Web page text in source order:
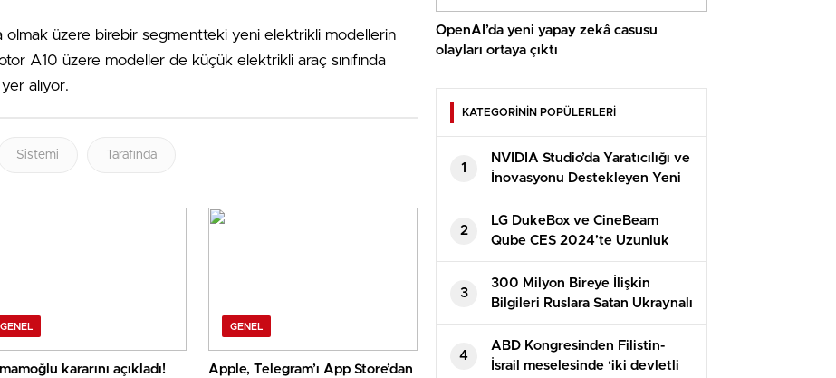
üzere birebir segmentteki yeni elektrikli modellerin
A10 üzere modeller de küçük elektrikli araç sınıfında
alıyor.
Sistemi Tarafında
GENEL
kararını açıkladı!
GENEL
Apple, Telegram’ı App Store’dan
OpenAI’da yeni yapay zekâ casusu
olayları ortaya çıktı
KATEGORİNİN POPÜLERLERİ
1
NVIDIA Studio’da Yaratıcılığı ve
İnovasyonu Destekleyen Yeni
Uygulamalar
2
LG DukeBox ve CineBeam
Qube CES 2024’te Uzunluk
Gösterecek
3
300 Milyon Bireye İlişkin
Bilgileri Ruslara Satan Ukraynalı
Hacker Tutuklandı
4
ABD Kongresinden Filistin-
İsrail meselesinde ‘iki devletli